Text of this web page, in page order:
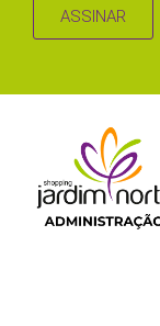
ASSINAR